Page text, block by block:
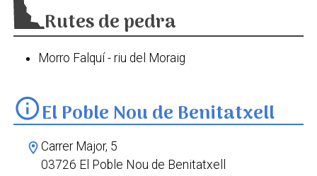
Rutes de pedra
Morro Falquí - riu del Moraig
infoEl Poble Nou de Benitatxell
location_onCarrer Major, 5
03726 El Poble Nou de Benitatxell